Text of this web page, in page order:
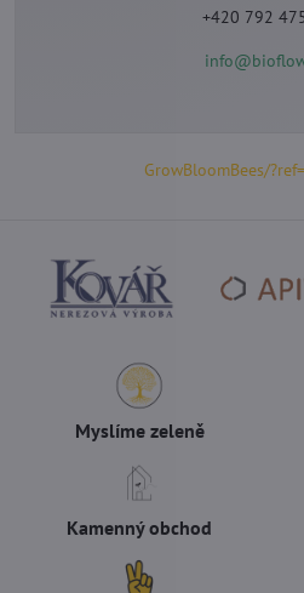
+420 792
GrowBloomBees/
Myslíme zeleně
Kamenný obchod